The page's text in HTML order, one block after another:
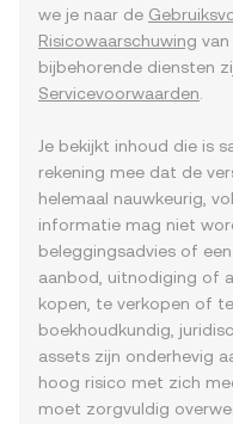
we je naar de
Risicowaarschuwing van
bijbehorende diensten
Servicevoorwaarden
Je bekijkt inhoud die is
rekening mee dat de
helemaal nauwkeurig,
informatie mag niet
beleggingsadvies of
aanbod, uitnodiging of
kopen, te verkopen of
boekhoudkundig,
assets zijn onderhevig
hoog risico met zich
moet zorgvuldig